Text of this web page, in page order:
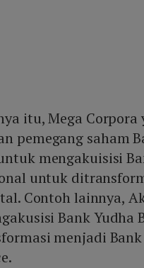
itu, Mega Corpora
pemegang saham
mengakuisisi
untuk
Contoh lainnya,
Bank Yudha
menjadi Bank